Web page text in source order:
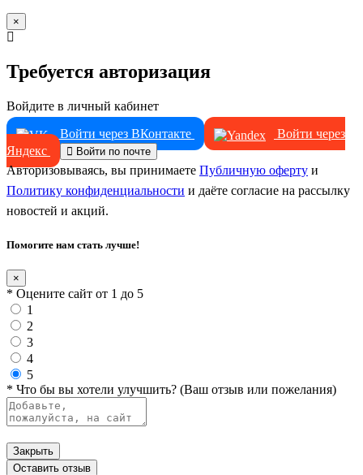
×
Требуется авторизация
Войдите в личный кабинет
Войти через ВКонтакте
Войти через
Яндекс
Войти по почте
Авторизовываясь, вы принимаете Публичную оферту и
Политику конфиденциальности и даёте согласие на рассылку
новостей и акций.
Помогите нам стать лучше!
×
* Оцените сайт от 1 до 5
1
2
3
4
5
* Что бы вы хотели улучшить? (Ваш отзыв или пожелания)
Закрыть
Оставить отзыв